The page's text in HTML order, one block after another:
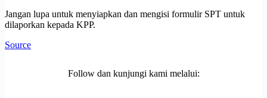
Jangan lupa untuk menyiapkan dan mengisi formulir SPT untuk
dilaporkan kepada KPP.
Source
Follow dan kunjungi kami melalui: